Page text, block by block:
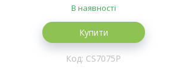
В наявності
Купити
CS7075P